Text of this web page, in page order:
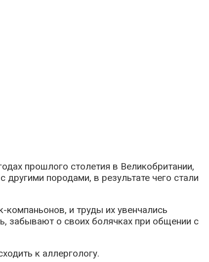
прошлого столетия в Великобритании,
другими породами, в результате чего стали
компаньонов, и труды их увенчались
забывают о своих болячках при общении с
к аллергологу.